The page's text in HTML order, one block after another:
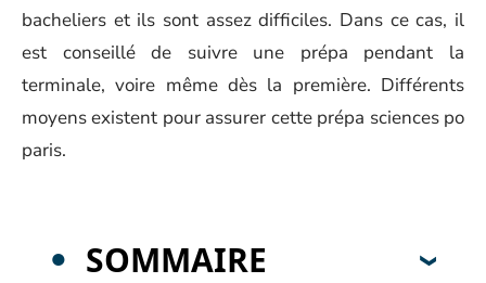
bacheliers et ils sont assez difficiles. Dans ce cas, il
est conseillé de suivre une prépa pendant la
terminale, voire même dès la première. Différents
moyens existent pour assurer cette prépa sciences po
paris.
SOMMAIRE